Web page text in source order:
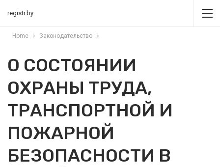
registr.by
Home Законодательство
О СОСТОЯНИИ
ОХРАНЫ ТРУДА,
ТРАНСПОРТНОЙ И
ПОЖАРНОЙ
БЕЗОПАСНОСТИ В